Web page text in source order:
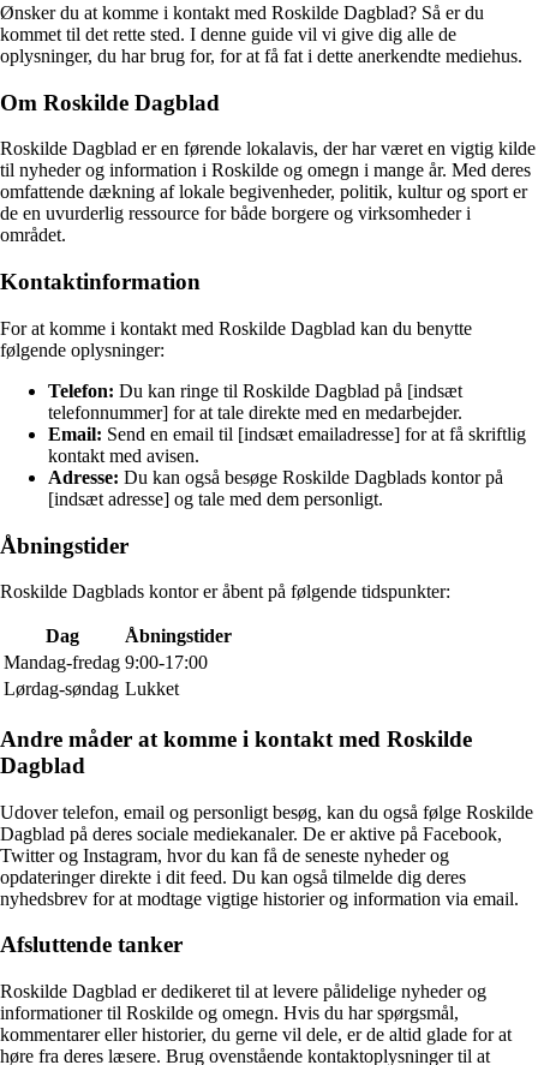
Ønsker du at komme i kontakt med Roskilde Dagblad? Så er du
kommet til det rette sted. I denne guide vil vi give dig alle de
oplysninger, du har brug for, for at få fat i dette anerkendte mediehus.
Om Roskilde Dagblad
Roskilde Dagblad er en førende lokalavis, der har været en vigtig kilde
til nyheder og information i Roskilde og omegn i mange år. Med deres
omfattende dækning af lokale begivenheder, politik, kultur og sport er
de en uvurderlig ressource for både borgere og virksomheder i
området.
Kontaktinformation
For at komme i kontakt med Roskilde Dagblad kan du benytte
følgende oplysninger:
Telefon: Du kan ringe til Roskilde Dagblad på [indsæt
telefonnummer] for at tale direkte med en medarbejder.
Email: Send en email til [indsæt emailadresse] for at få skriftlig
kontakt med avisen.
Adresse: Du kan også besøge Roskilde Dagblads kontor på
[indsæt adresse] og tale med dem personligt.
Åbningstider
Roskilde Dagblads kontor er åbent på følgende tidspunkter:
Dag
Åbningstider
Mandag-fredag 9:00-17:00
Lørdag-søndag Lukket
Andre måder at komme i kontakt med Roskilde
Dagblad
Udover telefon, email og personligt besøg, kan du også følge Roskilde
Dagblad på deres sociale mediekanaler. De er aktive på Facebook,
Twitter og Instagram, hvor du kan få de seneste nyheder og
opdateringer direkte i dit feed. Du kan også tilmelde dig deres
nyhedsbrev for at modtage vigtige historier og information via email.
Afsluttende tanker
Roskilde Dagblad er dedikeret til at levere pålidelige nyheder og
informationer til Roskilde og omegn. Hvis du har spørgsmål,
kommentarer eller historier, du gerne vil dele, er de altid glade for at
høre fra deres læsere. Brug ovenstående kontaktoplysninger til at